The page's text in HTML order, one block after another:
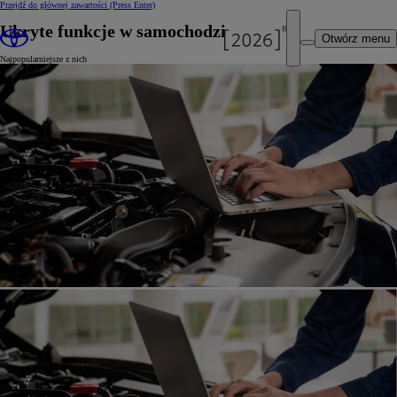
Przejdź do głównej zawartości (Press Enter)
Otwórz menu
Ukryte funkcje w samochodzie
Najpopularniejsze z nich